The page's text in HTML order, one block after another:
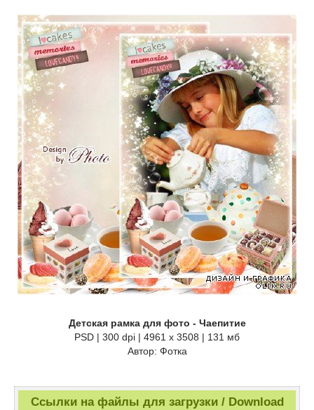
Детская рамка для фото - Чаепитие
PSD | 300 dpi | 4961 x 3508 | 131 мб
Автор: Фотка
Ссылки на файлы для загрузки / Download